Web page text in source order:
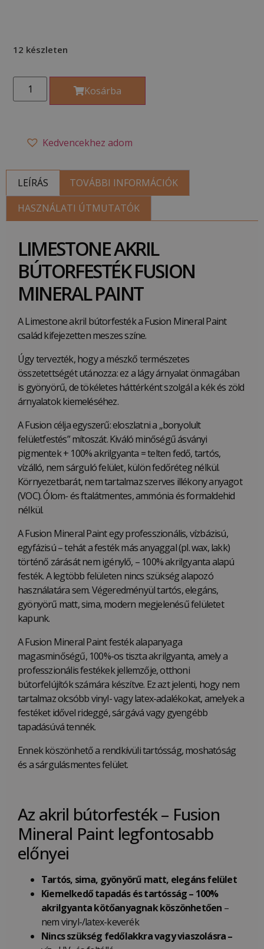
12 készleten
Kosárba
Kedvencekhez adom
LEÍRÁS
TOVÁBBI INFORMÁCIÓK
HASZNÁLATI ÚTMUTATÓK
LIMESTONE AKRIL
BÚTORFESTÉK FUSION
MINERAL PAINT
A Limestone akril bútorfesték a Fusion Mineral Paint
család kifejezetten meszes színe.
Úgy tervezték, hogy a mészkő természetes
összetettségét utánozza: ez a lágy árnyalat önmagában
is gyönyörű, de tökéletes háttérként szolgál a kék és zöld
árnyalatok kiemeléséhez.
A Fusion célja egyszerű: eloszlatni a „bonyolult
felületfestés” mítoszát. Kiváló minőségű ásványi
pigmentek + 100% akrilgyanta = telten fedő, tartós,
vízálló, nem sárguló felület, külön fedőréteg nélkül.
Környezetbarát, nem tartalmaz szerves illékony anyagot
(VOC). Ólom- és ftalátmentes, ammónia és formaldehid
nélkül.
A Fusion Mineral Paint egy professzionális, vízbázisú,
egyfázisú – tehát a festék más anyaggal (pl. wax, lakk)
történő zárását nem igénylő, – 100% akrilgyanta alapú
festék. A legtöbb felületen nincs szükség alapozó
használatára sem. Végeredményül tartós, elegáns,
gyönyörű matt, sima, modern megjelenésű felületet
kapunk.
A Fusion Mineral Paint festék alapanyaga
magasminőségű, 100%-os tiszta akrilgyanta, amely a
professzionális festékek jellemzője, otthoni
bútorfelújítók számára készítve. Ez azt jelenti, hogy nem
tartalmaz olcsóbb vinyl- vagy latex-adalékokat, amelyek a
festéket idővel rideggé, sárgává vagy gyengébb
tapadásúvá tennék.
Ennek köszönhető a rendkívüli tartósság, moshatóság
és a sárgulásmentes felület.
Az akril bútorfesték – Fusion
Mineral Paint legfontosabb
előnyei
Tartós, sima, gyönyörű matt, elegánsfelület
Kiemelkedő tapadás és tartósság – 100%
akrilgyanta kötőanyagnak köszönhetően –
nem vinyl-/latex-keverék
Nincs szükség fedőlakkra vagy viaszolásra –